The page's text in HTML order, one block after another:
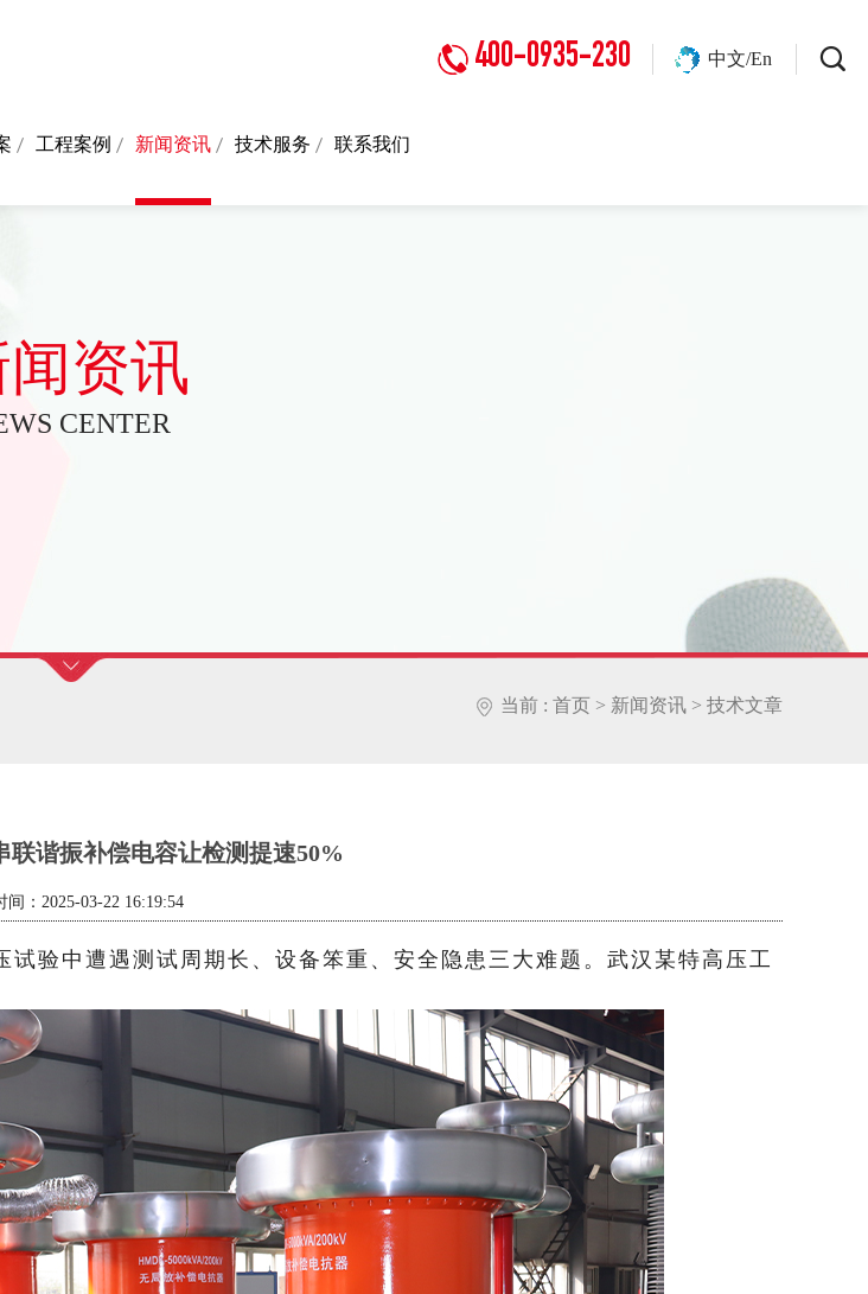
中文/En
400-0935-230
工程案例 新闻资讯 技术服务 联系我们
闻资讯
CENTER
当前 : 首页 > 新闻资讯 > 技术文章
联谐振补偿电容让检测提速50%
间：2025-03-22 16:19:54
验中遭遇测试周期长、设备笨重、安全隐患三大难题。武汉某特高压工